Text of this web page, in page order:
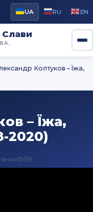
UA RU EN
Колтуков – Їжа,
– Їжа,
2020)
118